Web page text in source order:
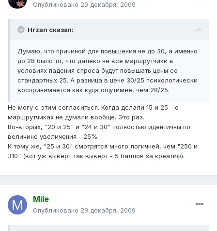
Опубликовано 29 декабря, 2009
Hrzan сказал:
Думаю, что причиной для повышения не до 30, а именно
до 28 было то, что далеко не все маршрутчики в
условиях падения спроса будут повышать цены со
стандартных 25. А разница в цене 30/25 психологически
воспринимается как куда ощутимее, чем 28/25.
Не могу с этим согласиться. Когда делали 15 и 25 - о
маршрутчиках не думали вообще. Это раз.
Во-вторых, "20 и 25" и "24 и 30" полностью идентичны по
величине увеличения - 25%.
К тому же, "25 и 30" смотрятся много логичней, чем "250 и
310" (вот уж выверт так выверт - 5 баллов за креатиф).
Mile
Опубликовано 29 декабря, 2009